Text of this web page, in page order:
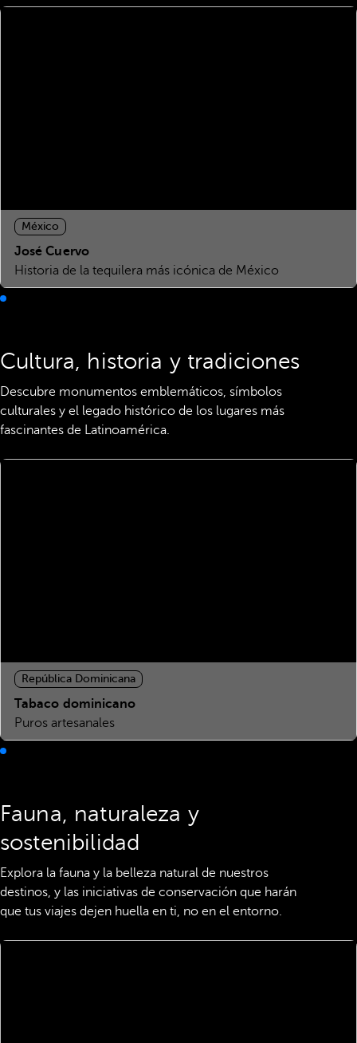
esperan en los destinos Barceló.
Un recorrido audiovisual que te acerca al lado más auténtico
de nuestros destinos, pensado para inspirarte antes, durante y
Ver video
México
José Cuervo
Historia de la tequilera más icónica de México
Cultura, historia y tradiciones
Descubre monumentos emblemáticos, símbolos
culturales y el legado histórico de los lugares más
fascinantes de Latinoamérica.
República Dominicana
Tabaco dominicano
Puros artesanales
Fauna, naturaleza y
sostenibilidad
Explora la fauna y la belleza natural de nuestros
destinos, y las iniciativas de conservación que harán
que tus viajes dejen huella en ti, no en el entorno.